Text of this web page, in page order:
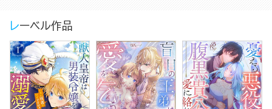
レーベル作品